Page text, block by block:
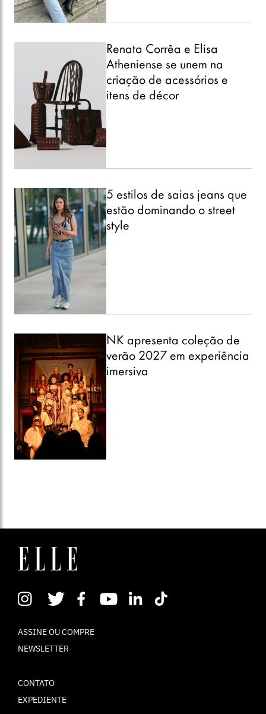
Renata Corrêa e Elisa
Atheniense se unem na
criação de acessórios e
itens de décor
5 estilos de saias jeans que
estão dominando o street
style
NK apresenta coleção de
verão 2027 em experiência
imersiva
ASSINE OU COMPRE
NEWSLETTER
CONTATO
EXPEDIENTE